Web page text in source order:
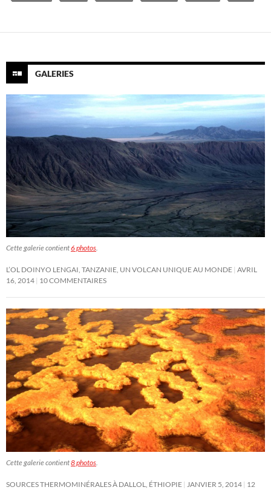
GALERIES
Cette galerie contient6 photos.
L’OL DOINYO LENGAI, TANZANIE, UN VOLCAN UNIQUE AU MONDE AVRIL
16, 2014 10 COMMENTAIRES
Cette galerie contient8 photos.
SOURCES THERMOMINÉRALES À DALLOL, ÉTHIOPIE JANVIER 5, 2014 12